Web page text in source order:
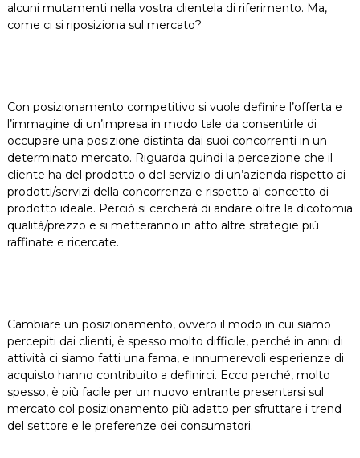
alcuni mutamenti nella vostra clientela di riferimento. Ma,
come ci si riposiziona sul mercato?
Con posizionamento competitivo si vuole definire l’offerta e
l’immagine di un’impresa in modo tale da consentirle di
occupare una posizione distinta dai suoi concorrenti in un
determinato mercato. Riguarda quindi la percezione che il
cliente ha del prodotto o del servizio di un’azienda rispetto ai
prodotti/servizi della concorrenza e rispetto al concetto di
prodotto ideale. Perciò si cercherà di andare oltre la dicotomia
qualità/prezzo e si metteranno in atto altre strategie più
raffinate e ricercate.
Cambiare un posizionamento, ovvero il modo in cui siamo
percepiti dai clienti, è spesso molto difficile, perché in anni di
attività ci siamo fatti una fama, e innumerevoli esperienze di
acquisto hanno contribuito a definirci. Ecco perché, molto
spesso, è più facile per un nuovo entrante presentarsi sul
mercato col posizionamento più adatto per sfruttare i trend
del settore e le preferenze dei consumatori.